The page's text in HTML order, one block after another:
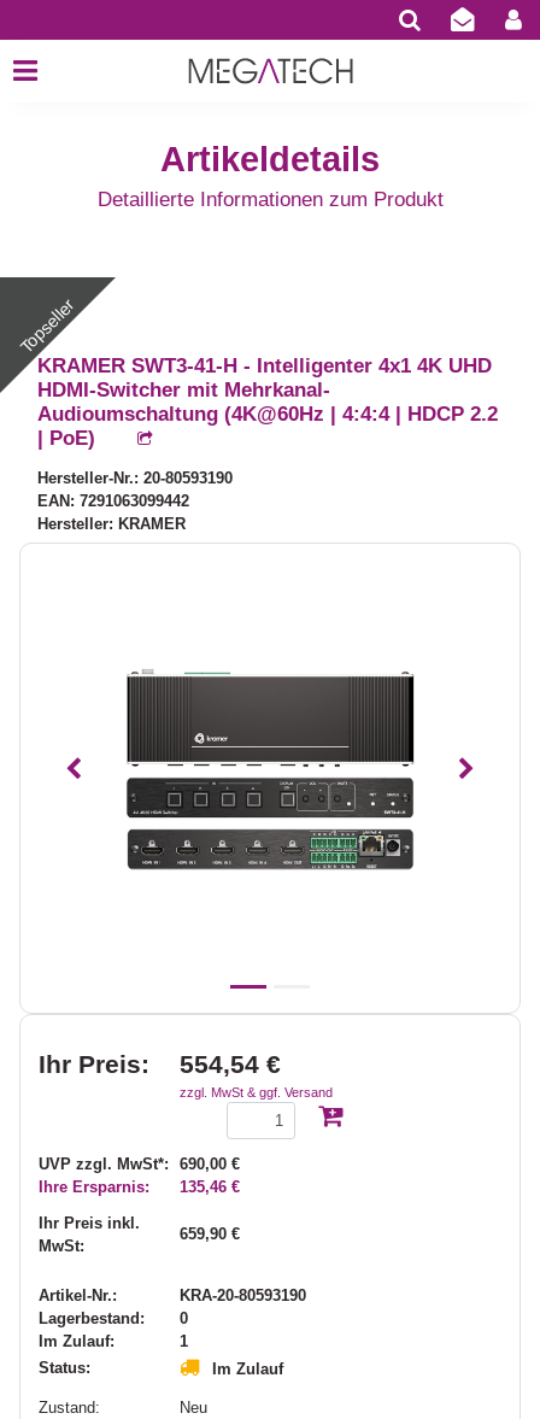
Artikeldetails
Detaillierte Informationen zum Produkt
KRAMER SWT3-41-H - Intelligenter 4x1 4K UHD
HDMI-Switcher mit Mehrkanal-
Audioumschaltung (4K@60Hz | 4:4:4 | HDCP 2.2
| PoE)
Hersteller-Nr.: 20-80593190
EAN: 7291063099442
Hersteller: KRAMER
Vorheriges
Ihr Preis: 554,54 €
zzgl. MwSt & ggf. Versand
UVP zzgl. MwSt*:
690,00 €
Ihre Ersparnis:
135,46 €
Ihr Preis inkl.
MwSt:
659,90 €
Artikel-Nr.:
KRA-20-80593190
Lagerbestand:
0
Im Zulauf:
1
Status:
Im Zulauf
Zustand:
Neu